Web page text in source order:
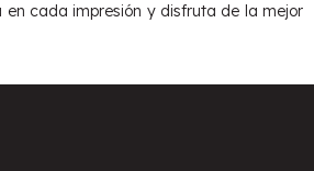
en cada impresión y disfruta de la mejor